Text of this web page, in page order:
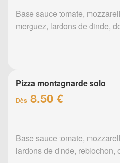
Base sauce tomate,
merguez, lardons de dinde,
Pizza montagnarde solo
Dès 8.50 €
Base sauce tomate,
lardons de dinde, reblochon,